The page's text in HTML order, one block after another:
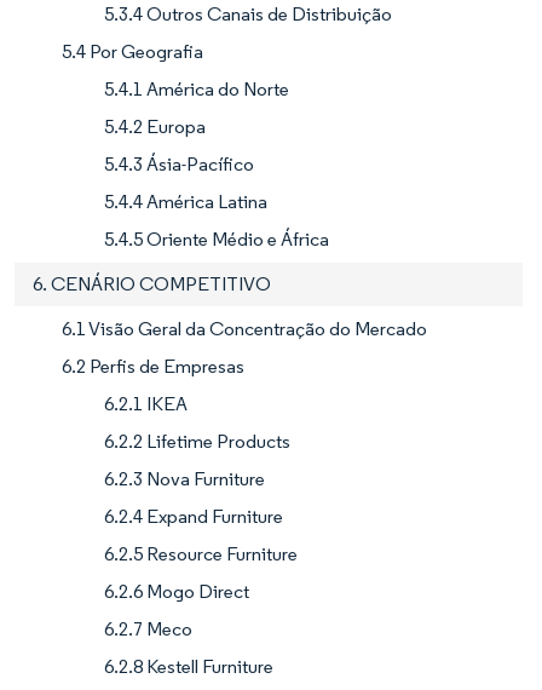
5.3.4 Outros Canais de Distribuição
5.4 Por Geografia
5.4.1 América do Norte
5.4.2 Europa
5.4.3 Ásia-Pacífico
5.4.4 América Latina
5.4.5 Oriente Médio e África
6. CENÁRIO COMPETITIVO
6.1 Visão Geral da Concentração do Mercado
6.2 Perfis de Empresas
6.2.1 IKEA
6.2.2 Lifetime Products
6.2.3 Nova Furniture
6.2.4 Expand Furniture
6.2.5 Resource Furniture
6.2.6 Mogo Direct
6.2.7 Meco
6.2.8 Kestell Furniture